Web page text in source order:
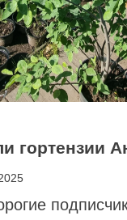
гортензии